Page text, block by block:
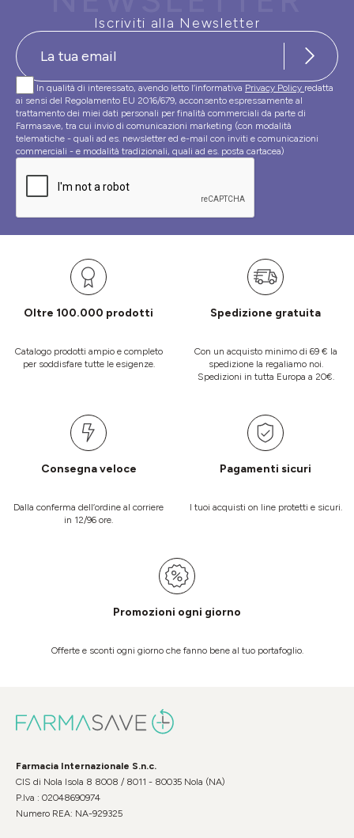
Iscriviti alla Newsletter
In qualità di interessato, avendo letto l’informativa Privacy Policy redatta
ai sensi del Regolamento EU 2016/679, acconsento espressamente al
trattamento dei miei dati personali per finalità commerciali da parte di
Farmasave, tra cui invio di comunicazioni marketing (con modalità
telematiche - quali ad es. newsletter ed e-mail con inviti e comunicazioni
commerciali - e modalità tradizionali, quali ad es. posta cartacea)
Oltre 100.000 prodotti
Catalogo prodotti ampio e completo
per soddisfare tutte le esigenze.
Spedizione gratuita
Con un acquisto minimo di 69 € la
spedizione la regaliamo noi.
Spedizioni in tutta Europa a 20€.
Consegna veloce
Dalla conferma dell’ordine al corriere
in 12/96 ore.
Pagamenti sicuri
I tuoi acquisti on line protetti e sicuri.
Promozioni ogni giorno
Offerte e sconti ogni giorno che fanno bene al tuo portafoglio.
Farmacia Internazionale S.n.c.
CIS di Nola Isola 8 8008 / 8011 - 80035 Nola (NA)
P.Iva : 02048690974
Numero REA: NA-929325